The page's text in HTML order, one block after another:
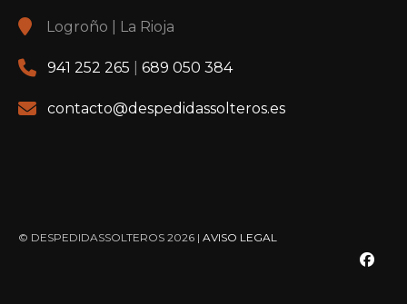
Logroño | La Rioja
941 252 265 689 050 384
contacto@despedidassolteros.es
© DESPEDIDASSOLTEROS 2026 | AVISO LEGAL